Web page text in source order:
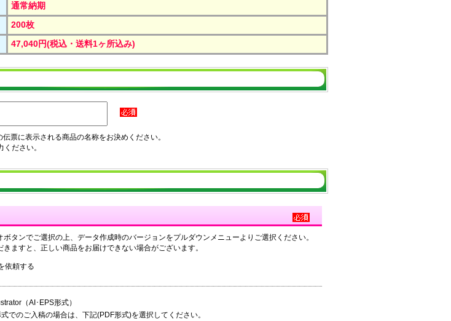
通常納期
200枚
47,040円(税込・送料1ヶ所込み)
に表示される商品の名称をお決めください。
ださい。
タンでご選択の上、データ作成時のバージョンをプルダウンメニューよりご選択ください。
ますと、正しい商品をお届けできない場合がございます。
依頼する
（AI･EPS形式）
でのご入稿の場合は、下記(PDF形式)を選択してください。